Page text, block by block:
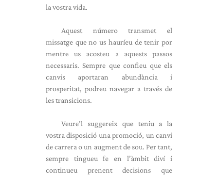
la vostra vida.
Aquest número transmet el
missatge que no us hauríeu de tenir por
mentre us acosteu a aquests passos
necessaris. Sempre que confieu que els
canvis aportaran abundància i
prosperitat, podreu navegar a través de
les transicions.
Veure’l suggereix que teniu a la
vostra disposició una promoció, un canvi
de carrera o un augment de sou. Per tant,
sempre tingueu fe en l’àmbit diví i
continueu prenent decisions que